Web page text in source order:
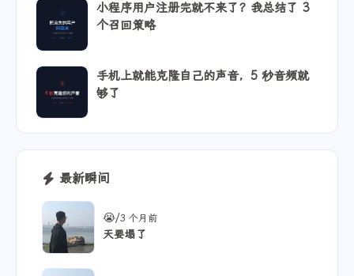
小程序用户注册完就不来了？我总结了 3
个召回策略
手机上就能克隆自己的声音，5 秒音频就
够了
最新瞬间
😭/3 个月前
天要塌了